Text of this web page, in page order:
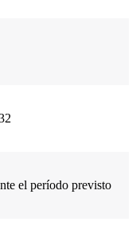
el período previsto